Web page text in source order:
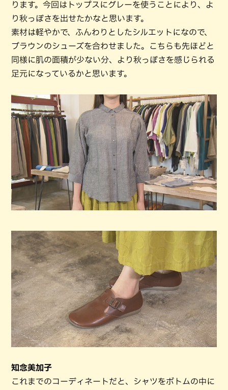
ります。今回はトップスにグレーを使うことにより、よ
り秋っぽさを出せたかなと思います。
素材は軽やかで、ふんわりとしたシルエットになので、
ブラウンのシューズを合わせました。こちらも先ほどと
同様に肌の面積が少ない分、より秋っぽさを感じられる
足元になっているかと思います。
知念美加子
これまでのコーディネートだと、シャツをボトムの中に